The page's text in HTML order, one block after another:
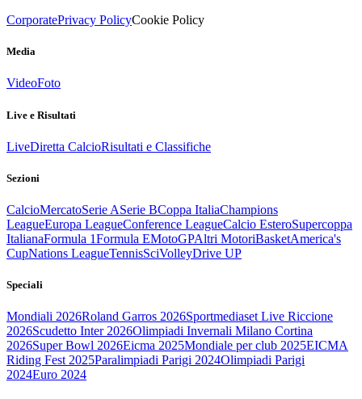
CorporatePrivacy PolicyCookie Policy
Media
VideoFoto
Live e Risultati
LiveDiretta CalcioRisultati e Classifiche
Sezioni
CalcioMercatoSerie ASerie BCoppa ItaliaChampions
LeagueEuropa LeagueConference LeagueCalcio EsteroSupercoppa
ItalianaFormula 1Formula EMotoGPAltri MotoriBasketAmerica's
CupNations LeagueTennisSciVolleyDrive UP
Speciali
Mondiali 2026Roland Garros 2026Sportmediaset Live Riccione
2026Scudetto Inter 2026Olimpiadi Invernali Milano Cortina
2026Super Bowl 2026Eicma 2025Mondiale per club 2025EICMA
Riding Fest 2025Paralimpiadi Parigi 2024Olimpiadi Parigi
2024Euro 2024